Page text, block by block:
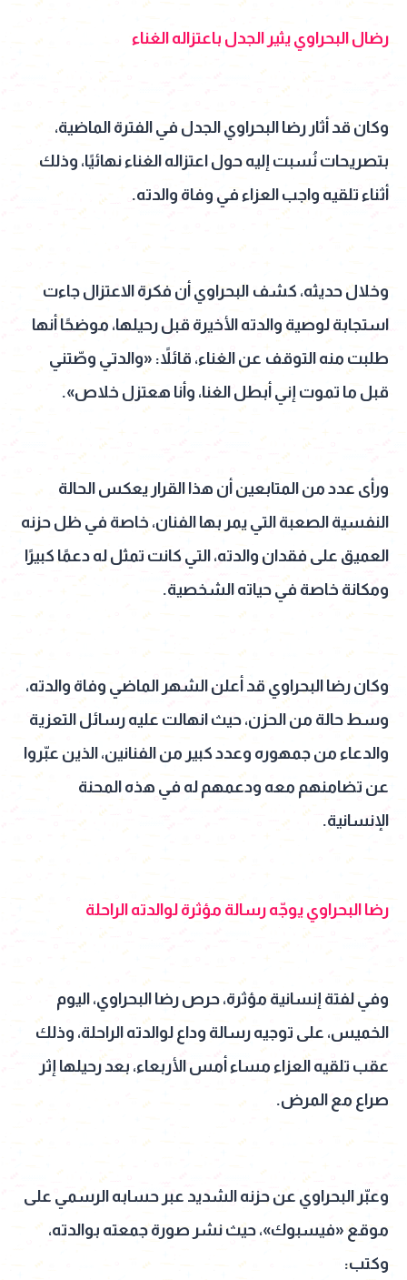
رضال البحراوي يثير الجدل باعتزاله الغناء
وكان قد أثار رضا البحراوي الجدل في الفترة الماضية،
بتصريحات نُسبت إليه حول اعتزاله الغناء نهائيًا، وذلك
أثناء تلقيه واجب العزاء في وفاة والدته.
وخلال حديثه، كشف البحراوي أن فكرة الاعتزال جاءت
استجابة لوصية والدته الأخيرة قبل رحيلها، موضحًا أنها
طلبت منه التوقف عن الغناء، قائلاً: «والدتي وصّتني
قبل ما تموت إني أبطل الغنا، وأنا هعتزل خلاص».
ورأى عدد من المتابعين أن هذا القرار يعكس الحالة
النفسية الصعبة التي يمر بها الفنان، خاصة في ظل حزنه
العميق على فقدان والدته، التي كانت تمثل له دعمًا كبيرًا
ومكانة خاصة في حياته الشخصية.
وكان رضا البحراوي قد أعلن الشهر الماضي وفاة والدته،
وسط حالة من الحزن، حيث انهالت عليه رسائل التعزية
والدعاء من جمهوره وعدد كبير من الفنانين، الذين عبّروا
عن تضامنهم معه ودعمهم له في هذه المحنة
الإنسانية.
رضا البحراوي يوجّه رسالة مؤثرة لوالدته الراحلة
وفي لفتة إنسانية مؤثرة، حرص رضا البحراوي، اليوم
الخميس، على توجيه رسالة وداع لوالدته الراحلة، وذلك
عقب تلقيه العزاء مساء أمس الأربعاء، بعد رحيلها إثر
صراع مع المرض.
وعبّر البحراوي عن حزنه الشديد عبر حسابه الرسمي على
موقع «فيسبوك»، حيث نشر صورة جمعته بوالدته،
وكتب: